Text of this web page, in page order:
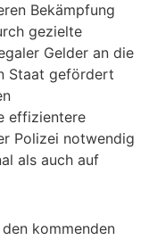
Bekämpfung
gezielte
Gelder an die
Staat gefördert
effizientere
Polizei notwendig
als auch auf
kommenden